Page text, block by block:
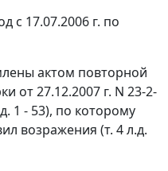
с 17.07.2006 г. по
актом повторной
от 27.12.2007 г. N 23-2-
1 - 53), по которому
возражения (т. 4 л.д.